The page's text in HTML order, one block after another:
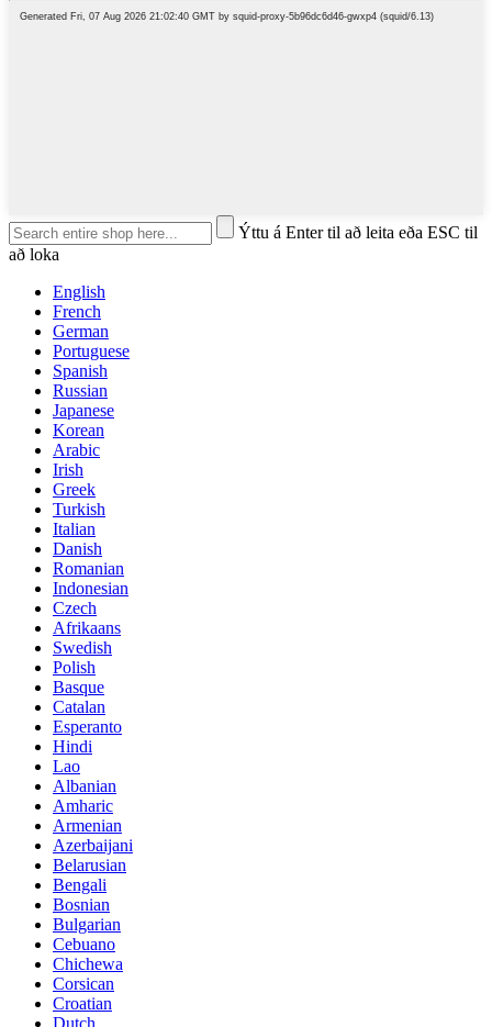
Ýttu á Enter til að leita eða ESC til
að loka
English
French
German
Portuguese
Spanish
Russian
Japanese
Korean
Arabic
Irish
Greek
Turkish
Italian
Danish
Romanian
Indonesian
Czech
Afrikaans
Swedish
Polish
Basque
Catalan
Esperanto
Hindi
Lao
Albanian
Amharic
Armenian
Azerbaijani
Belarusian
Bengali
Bosnian
Bulgarian
Cebuano
Chichewa
Corsican
Croatian
Dutch